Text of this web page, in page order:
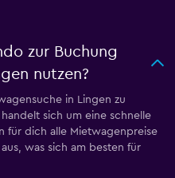
zur Buchung
nutzen?
in Lingen zu
sich um eine schnelle
für dich alle Mietwagenpreise
was sich am besten für